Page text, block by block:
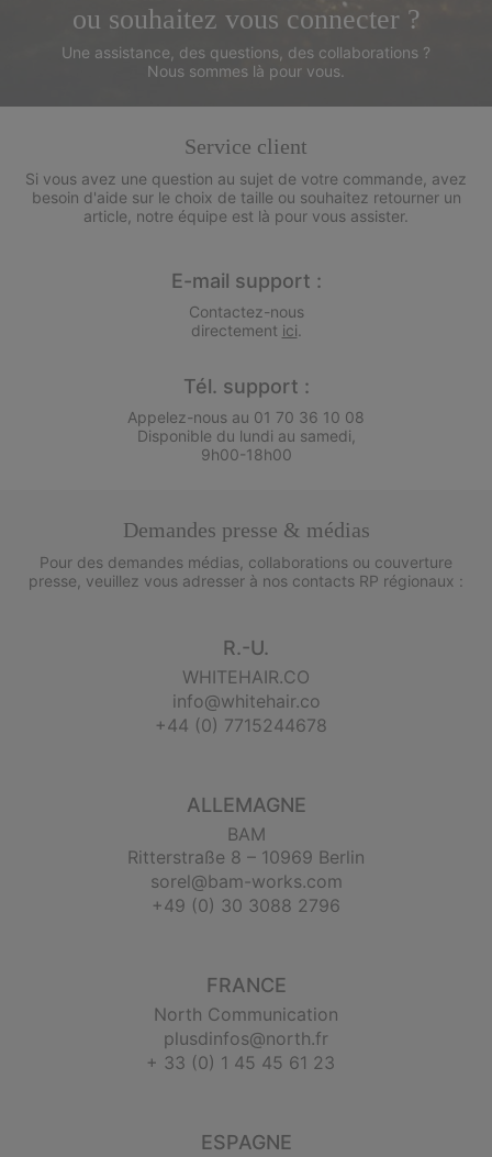
ou souhaitez vous connecter ?
Une assistance, des questions, des collaborations ?
Nous sommes là pour vous.
Service client
Si vous avez une question au sujet de votre commande, avez
besoin d'aide sur le choix de taille ou souhaitez retourner un
article, notre équipe est là pour vous assister.
E-mail support :
Contactez-nous
directement ici
Tél. support :
Appelez-nous au 01 70 36 10 08
Disponible du lundi au samedi,
9h00-18h00
Demandes presse & médias
Pour des demandes médias, collaborations ou couverture
presse, veuillez vous adresser à nos contacts RP régionaux :
R.-U.
WHITEHAIR.CO
info@whitehair.co
+44 (0) 7715244678
ALLEMAGNE
BAM
Ritterstraße 8 – 10969 Berlin
sorel@bam-works.com
+49 (0) 30 3088 2796
FRANCE
North Communication
plusdinfos@north.fr
+ 33 (0) 1 45 45 61 23
ESPAGNE